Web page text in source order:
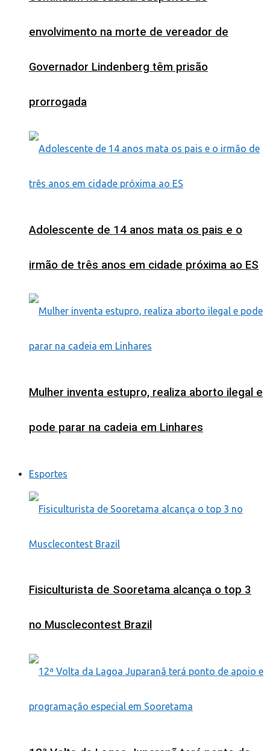
envolvimento na morte de vereador de
Governador Lindenberg têm prisão
prorrogada
Adolescente de 14 anos mata os pais e o
irmão de três anos em cidade próxima ao ES
Mulher inventa estupro, realiza aborto ilegal e
pode parar na cadeia em Linhares
Esportes
Fisiculturista de Sooretama alcança o top 3
no Musclecontest Brazil